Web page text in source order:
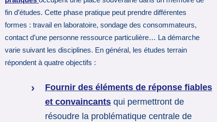
fin d’études. Cette phase pratique peut prendre différentes
formes : travail en laboratoire, sondage des consommateurs,
contact d’une personne ressource particulière… La démarche
varie suivant les disciplines. En général, les études terrain
répondent à quatre objectifs :
Fournir des éléments de réponse fiables
et convaincantsqui permettront de
résoudre la problématique centrale de